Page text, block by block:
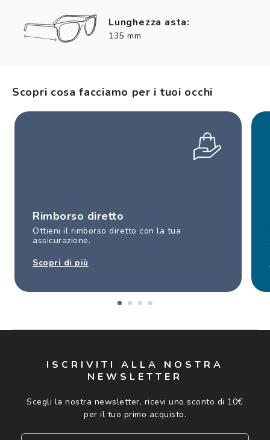
Lunghezza asta:
135 mm
Scopri cosa facciamo per i tuoi occhi
Rimborso diretto
Ottieni il rimborso diretto con la tua
assicurazione.
Scopri di più
ISCRIVITI ALLA NOSTRA
NEWSLETTER
Scegli la nostra newsletter, ricevi uno sconto di 10€
per il tuo primo acquisto.